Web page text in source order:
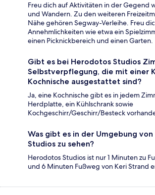
Freu dich auf Aktivitäten in der Gegend
und Wandern. Zu den weiteren
Nähe gehören Segway-Verleihe. Freu
Annehmlichkeiten wie etwa ein
einen Picknickbereich und einen Garten.
Gibt es bei Herodotos Studios
Selbstverpflegung, die mit einer
Kochnische ausgestattet sind?
Ja, eine Kochnische gibt es in jedem
Herdplatte, ein Kühlschrank sowie
Kochgeschirr/Geschirr/Besteck
Was gibt es in der Umgebung
Studios zu sehen?
Herodotos Studios ist nur 1 Minuten zu
und 6 Minuten Fußweg von Keri Strand